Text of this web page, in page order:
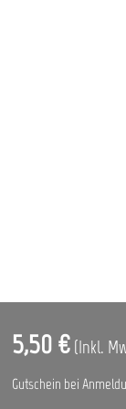
5,50 € (Inkl.
Gutschein bei